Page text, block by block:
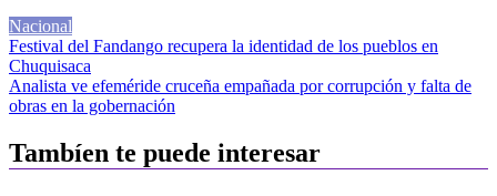
Nacional
Navegación
de
entradas
Festival del Fandango recupera la identidad de los pueblos en
Chuquisaca
Analista ve efeméride cruceña empañada por corrupción y falta de
obras en la gobernación
Tambíen te puede interesar